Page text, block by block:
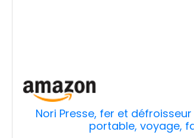
Nori Presse, fer et
portable, voyage,